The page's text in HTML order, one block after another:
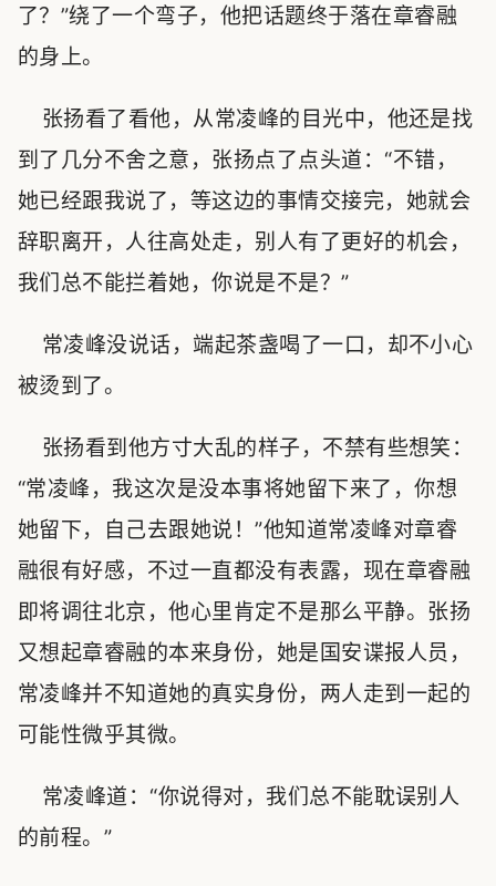
了？”绕了一个弯子，他把话题终于落在章睿融
的身上。
张扬看了看他，从常凌峰的目光中，他还是找
到了几分不舍之意，张扬点了点头道：“不错，
她已经跟我说了，等这边的事情交接完，她就会
辞职离开，人往高处走，别人有了更好的机会，
我们总不能拦着她，你说是不是？”
常凌峰没说话，端起茶盏喝了一口，却不小心
被烫到了。
张扬看到他方寸大乱的样子，不禁有些想笑：
“常凌峰，我这次是没本事将她留下来了，你想
她留下，自己去跟她说！”他知道常凌峰对章睿
融很有好感，不过一直都没有表露，现在章睿融
即将调往北京，他心里肯定不是那么平静。张扬
又想起章睿融的本来身份，她是国安谍报人员，
常凌峰并不知道她的真实身份，两人走到一起的
可能性微乎其微。
常凌峰道：“你说得对，我们总不能耽误别人
的前程。”